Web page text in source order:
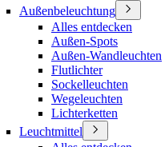
Außenbeleuchtung
Alles entdecken
Außen-Spots
Außen-Wandleuchten
Flutlichter
Sockelleuchten
Wegeleuchten
Lichterketten
Leuchtmittel